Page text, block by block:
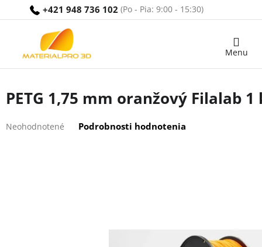
+421 948 736 102
Nákupný
PETG 1,75 mm oranžový Filalab 1
hodnotenie
Neohodnotené Podrobnosti hodnotenia